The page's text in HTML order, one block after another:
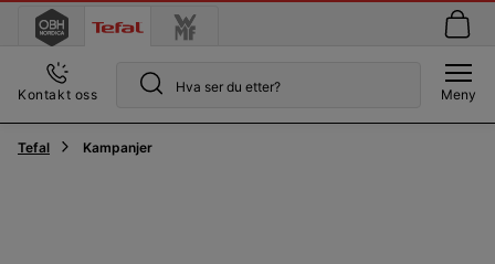
Kontakt oss Meny
Tefal Kampanjer